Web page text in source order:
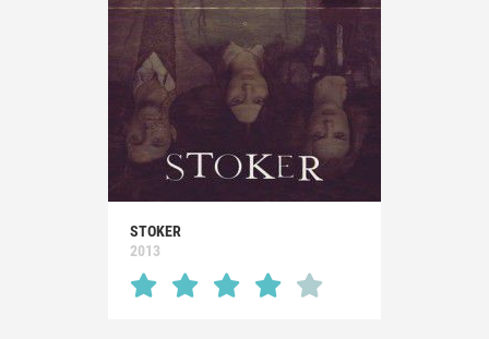
STOKER
2013